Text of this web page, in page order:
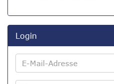
Login
E-
Mail-